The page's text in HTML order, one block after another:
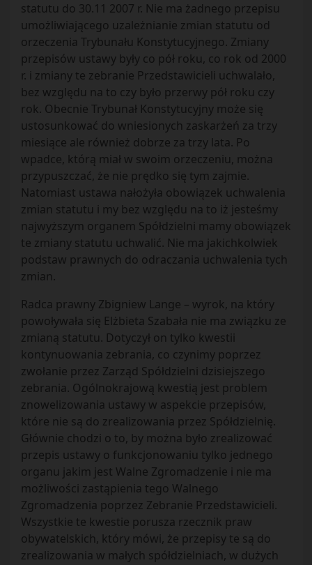
statutu do 30.11 2007 r. Nie ma żadnego przepisu
umożliwiającego uzależnianie zmian statutu od
orzeczenia Trybunału Konstytucyjnego. Zmiany
przepisów ustawy były co pół roku, co rok od 2000
r. i zmiany te zebranie Przedstawicieli uchwalało,
bez względu na to czy było przerwy pół roku czy
rok. Obecnie Trybunał Konstytucyjny może się
ustosunkować do wniesionych zaskarżeń za trzy
miesiące ale również dobrze za trzy lata. Po
wpadce, którą miał w swoim orzeczeniu, można
przypuszczać, że nie prędko się tym zajmie.
Natomiast ustawa nałożyła obowiązek uchwalenia
zmian statutu i my bez względu na to iż jesteśmy
najwyższym organem Spółdzielni mamy obowiązek
te zmiany statutu uchwalić. Nie ma jakichkolwiek
podstaw prawnych do odraczania uchwalenia tych
zmian.
Radca prawny Zbigniew Lange – wyrok, na który
powoływała się Elżbieta Szabała nie ma związku ze
zmianą statutu. Dotyczył on tylko kwestii
kontynuowania zebrania, co czynimy poprzez
zwołanie przez Zarząd Spółdzielni dzisiejszego
zebrania. Ogólnokrajową kwestią jest problem
znowelizowania ustawy w aspekcie przepisów,
które nie są do zrealizowania przez Spółdzielnię.
Głównie chodzi o to, by można było zrealizować
przepis ustawy o funkcjonowaniu tylko jednego
organu jakim jest Walne Zgromadzenie i nie ma
możliwości zastąpienia tego Walnego
Zgromadzenia poprzez Zebranie Przedstawicieli.
Wszystkie te kwestie porusza rzecznik praw
obywatelskich, który mówi, że przepisy te są do
zrealizowania w małych spółdzielniach, w dużych